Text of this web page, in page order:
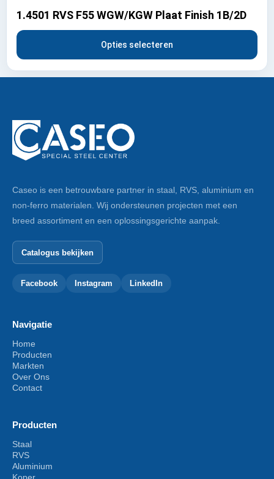
1.4501 RVS F55 WGW/KGW Plaat Finish 1B/2D
Opties selecteren
Caseo is een betrouwbare partner in staal, RVS, aluminium en
non-ferro materialen. Wij ondersteunen projecten met een
breed assortiment en een oplossingsgerichte aanpak.
Catalogus bekijken
Facebook Instagram LinkedIn
Navigatie
Home
Producten
Markten
Over Ons
Contact
Producten
Staal
RVS
Aluminium